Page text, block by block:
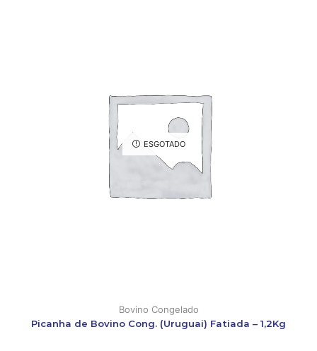
ESGOTADO
Bovino Congelado
Picanha de Bovino Cong. (Uruguai) Fatiada – 1,2Kg